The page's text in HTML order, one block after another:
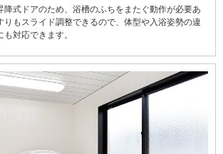
降式ドアのため、浴槽のふちをまたぐ動作が必要あ
りもスライド調整できるので、体型や入浴姿勢の違
対応できます。